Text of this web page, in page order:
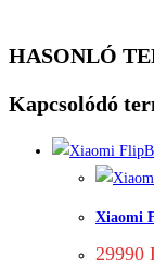
HASONLÓ
Kapcsolódó
Xiaomi
29990